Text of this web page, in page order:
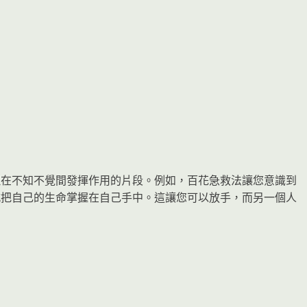
不知不覺間發揮作用的片段。例如，百花急救法讓您意識到
己的生命掌握在自己手中。這讓您可以放手，而另一個人